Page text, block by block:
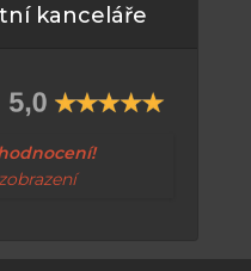
kanceláře
hodnocení!